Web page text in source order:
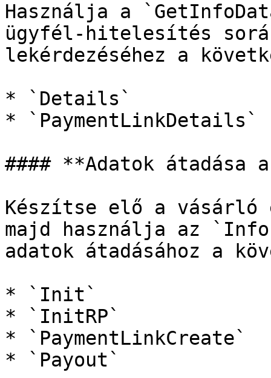
Használja a
ügyfél-hitelesítés
lekérdezéséhez a
* `Details`
* `PaymentLinkDetails`
#### **Adatok átadása
Készítse elő a
majd használja az
adatok átadásához a
* `Init`
* `InitRP`
* `PaymentLinkCreate`
* `Payout`